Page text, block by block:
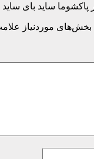
بخش‌های موردنیاز